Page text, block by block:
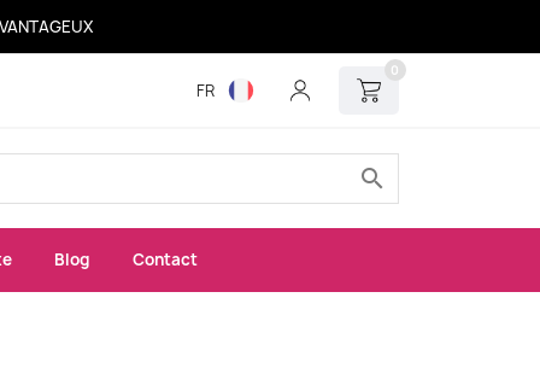
FR
0
search
Blog Contact